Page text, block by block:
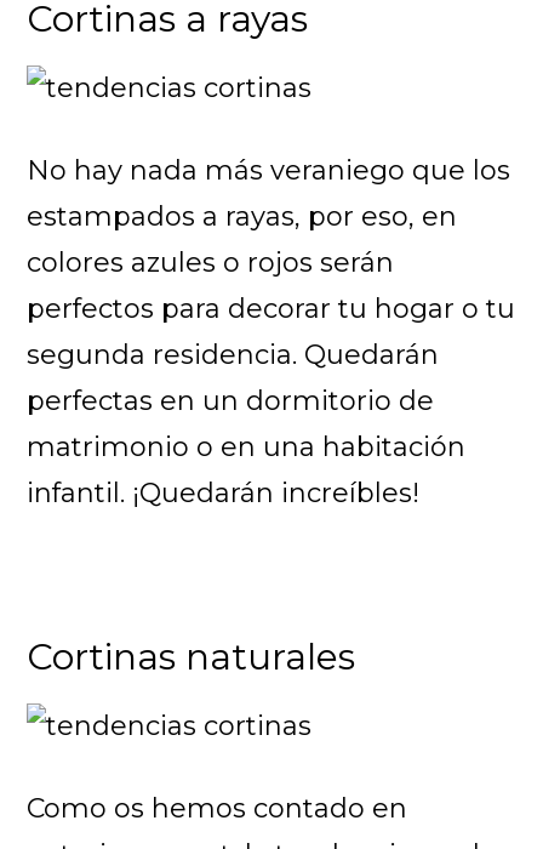
Cortinas a rayas
No hay nada más veraniego que los
estampados a rayas, por eso, en
colores azules o rojos serán
perfectos para decorar tu hogar o tu
segunda residencia. Quedarán
perfectas en un dormitorio de
matrimonio o en una habitación
infantil. ¡Quedarán increíbles!
Cortinas naturales
Como os hemos contado en